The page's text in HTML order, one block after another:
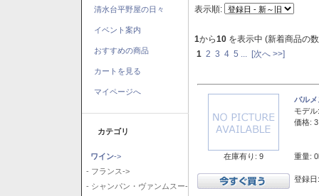
清水台平野屋の日々
イベント案内
おすすめの商品
カートを見る
マイページへ
カテゴリ
ワイン->
- フランス->
- シャンパン・ヴァンムスー-
表示順:
1から10 を表示中 (新着商品の
1 2 3 4 5 [次へ >>]
在庫有り: 9
バル
モデル:
価格:
重量:
登録